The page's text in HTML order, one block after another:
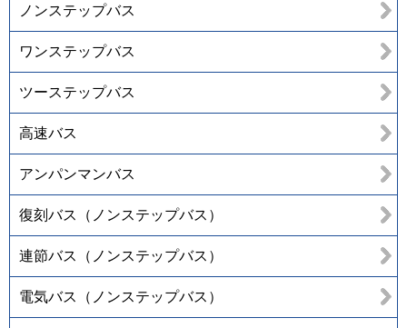
ノンステップバス
ワンステップバス
ツーステップバス
高速バス
アンパンマンバス
復刻バス（ノンステップバス）
連節バス（ノンステップバス）
電気バス（ノンステップバス）